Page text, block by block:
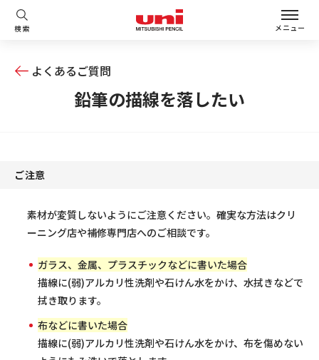
検索 メニュー
よくあるご質問
鉛筆の描線を落したい
ご注意
素材が変質しないようにご注意ください。確実な方法はクリ
ーニング店や補修専門店へのご相談です。
ガラス、金属、プラスチックなどに書いた場合
描線に(弱)アルカリ性洗剤や石けん水をかけ、水拭きなどで
拭き取ります。
布などに書いた場合
描線に(弱)アルカリ性洗剤や石けん水をかけ、布を傷めない